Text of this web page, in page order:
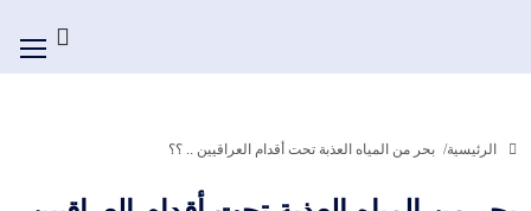
الرئيسية بحر من المياه العذبة تحت أقدام العراقيين .. ؟؟